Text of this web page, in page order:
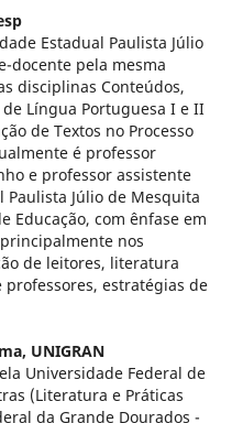
Estadual Paulista Júlio
docente pela mesma
disciplinas Conteúdos,
Língua Portuguesa I e II
de Textos no Processo
é professor
e professor assistente
Júlio de Mesquita
Educação, com ênfase em
nos
de leitores, literatura
estratégias de
UNIGRAN
Universidade Federal de
(Literatura e Práticas
da Grande Dourados -